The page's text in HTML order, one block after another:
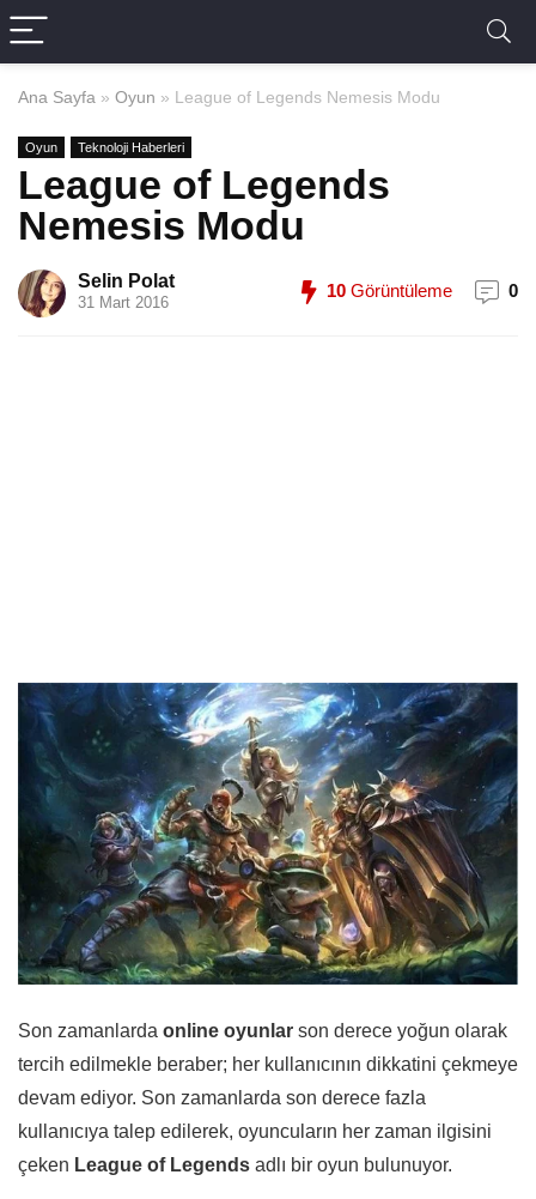
Ana Sayfa » Oyun » League of Legends Nemesis Modu
Oyun Teknoloji Haberleri
League of Legends
Nemesis Modu
Selin Polat
31 Mart 2016
10 Görüntüleme 0
Son zamanlarda online oyunlar son derece yoğun olarak
tercih edilmekle beraber; her kullanıcının dikkatini çekmeye
devam ediyor. Son zamanlarda son derece fazla
kullanıcıya talep edilerek, oyuncuların her zaman ilgisini
çeken League of Legends adlı bir oyun bulunuyor.